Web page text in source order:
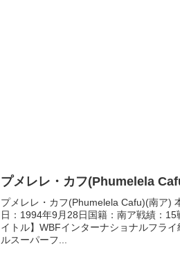
プメレレ・カフ(Phumelela
プメレレ・カフ(Phumelela Cafu)(南ア)
日：1994年9月28日国籍：南ア戦績：
イトル】WBFインターナショナルフラ
ルスーパーフ...